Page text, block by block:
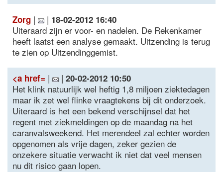
Zorg | | 18-02-2012 16:40
Uiteraard zijn er voor- en nadelen. De Rekenkamer
heeft laatst een analyse gemaakt. Uitzending is terug
te zien op Uitzendinggemist.
<a href= | | 20-02-2012 10:50
Het klink natuurlijk wel heftig 1,8 miljoen ziektedagen
maar ik zet wel flinke vraagtekens bij dit onderzoek.
Uiteraard is het een bekend verschijnsel dat het
regent met ziekmeldingen op de maandag na het
caranvalsweekend. Het merendeel zal echter worden
opgenomen als vrije dagen, zeker gezien de
onzekere situatie verwacht ik niet dat veel mensen
nu dit risico gaan lopen.